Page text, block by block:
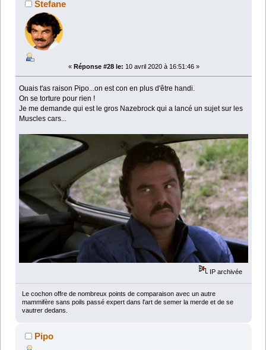
Stefane
« Réponse #28 le: 10 avril 2020 à 16:51:46 »
Ouais t'as raison Pipo...on est con en plus d'être handi.
On se torture pour rien !
Je me demande qui est le gros Nazebrock qui a lancé un sujet sur les
Muscles cars...
IP archivée
Le cochon offre de nombreux points de comparaison avec un autre
mammifère sans poils passé expert dans l'art de semer la merde et de se
vautrer dedans.
Pipo